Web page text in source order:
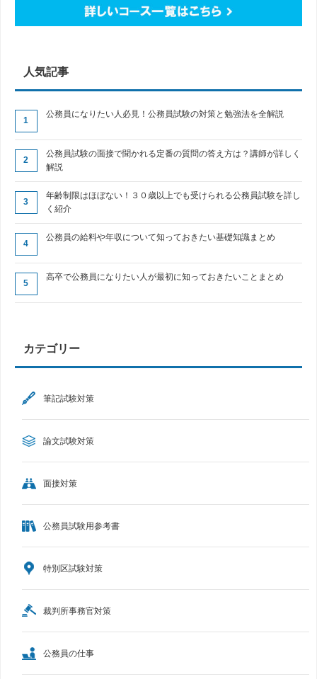
人気記事
公務員になりたい人必見！公務員試験の対策と勉強法を全解説
公務員試験の面接で聞かれる定番の質問の答え方は？講師が詳しく
解説
年齢制限はほぼない！３０歳以上でも受けられる公務員試験を詳し
く紹介
公務員の給料や年収について知っておきたい基礎知識まとめ
高卒で公務員になりたい人が最初に知っておきたいことまとめ
カテゴリー
筆記試験対策
論文試験対策
面接対策
公務員試験用参考書
特別区試験対策
裁判所事務官対策
公務員の仕事